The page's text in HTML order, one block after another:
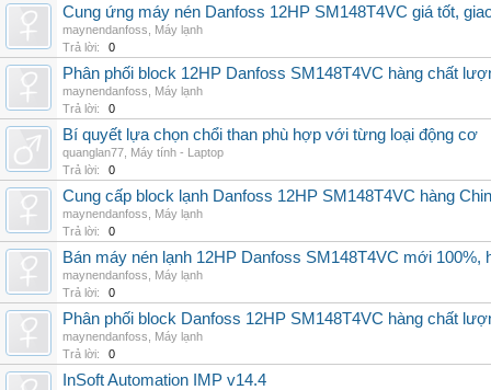
Cung ứng máy nén Danfoss 12HP SM148T4VC giá tốt,
maynendanfoss
Máy lạnh
Trả lời:
0
Phân phối block 12HP Danfoss SM148T4VC hàng chất
maynendanfoss
Máy lạnh
Trả lời:
0
Bí quyết lựa chọn chổi than phù hợp với từng loại động cơ
quanglan77 Máy tính - Laptop
Trả lời:
0
Cung cấp block lạnh Danfoss 12HP SM148T4VC hàng
maynendanfoss
Máy lạnh
Trả lời:
0
Bán máy nén lạnh 12HP Danfoss SM148T4VC mới
maynendanfoss
Máy lạnh
Trả lời:
0
Phân phối block Danfoss 12HP SM148T4VC hàng chất
maynendanfoss
Máy lạnh
Trả lời:
0
InSoft Automation IMP v14.4